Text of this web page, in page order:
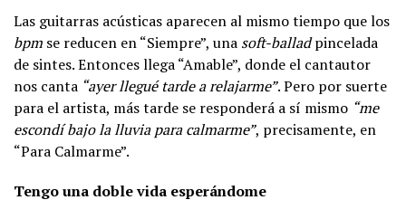
Las guitarras acústicas aparecen al mismo tiempo que los
bpm se reducen en “Siempre”, una soft-balladpincelada
de sintes. Entonces llega “Amable”, donde el cantautor
nos canta “ayer llegué tarde a relajarme”. Pero por suerte
para el artista, más tarde se responderá a sí mismo “me
escondí bajo la lluvia para calmarme”, precisamente, en
“Para Calmarme”.
Tengo una doble vida esperándome